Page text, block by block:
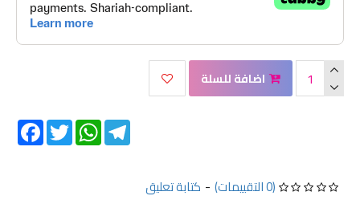
(0 التقييمات) - كتابة تعليق
اضافة للسلة
Twitter
WhatsAppTelegram